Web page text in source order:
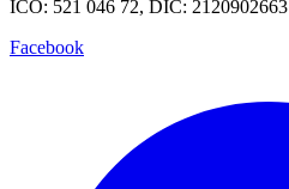
IČO: 521 046 72, DIČ: 2120902663
Facebook